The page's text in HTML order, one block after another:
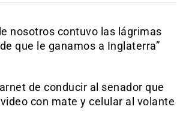
nosotros contuvo las lágrimas
que le ganamos a Inglaterra”
de conducir al senador que
con mate y celular al volante